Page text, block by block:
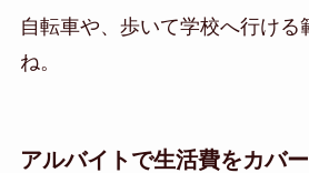
自転車や、歩いて学校へ行ける
ね。
アルバイトで生活費をカバ